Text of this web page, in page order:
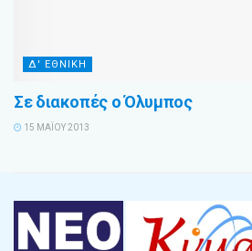
Δ' ΕΘΝΙΚΗ
Σε διακοπές ο Όλυμπος
15 ΜΑΪ́ΟΥ 2013